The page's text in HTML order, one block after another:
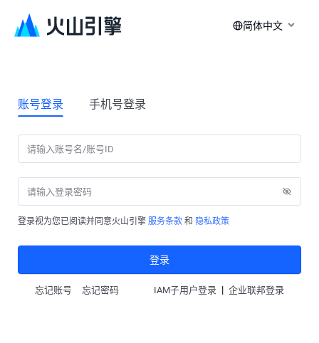
简体中文
账号登录 手机号登录
登录视为您已阅读并同意火山引擎 服务条款 和 隐私政策
登录
忘记账号 忘记密码 IAM子用户登录 | 企业联邦登录